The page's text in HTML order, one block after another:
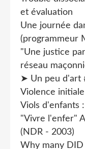
et évaluation
Une journée
(programmeur
"Une justice
réseau
➤ Un peu d'art
Violence
Viols d'enfants
"Vivre l'enfer"
(NDR - 2003)
Why many